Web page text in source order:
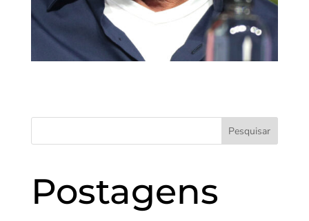
Pesquisar
Postagens